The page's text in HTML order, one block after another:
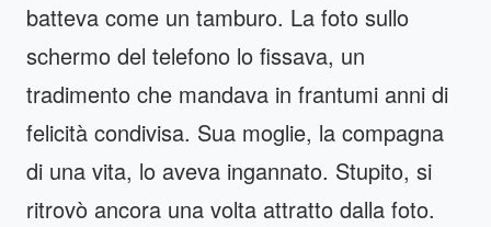
batteva come un tamburo. La foto sullo
schermo del telefono lo fissava, un
tradimento che mandava in frantumi anni di
felicità condivisa. Sua moglie, la compagna
di una vita, lo aveva ingannato. Stupito, si
ritrovò ancora una volta attratto dalla foto.